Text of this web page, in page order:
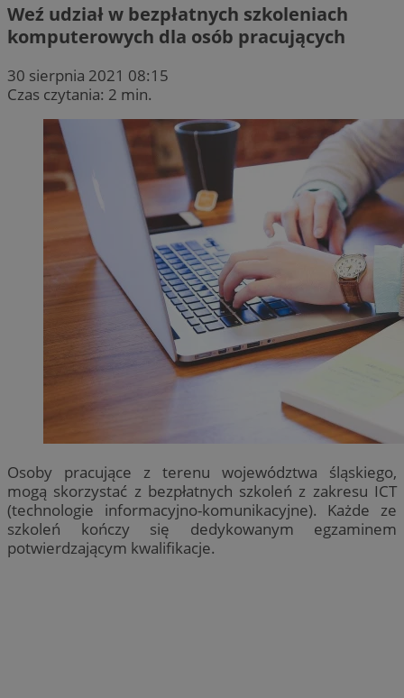
Weź udział w bezpłatnych szkoleniach
komputerowych dla osób pracujących
30 sierpnia 2021 08:15
Czas czytania: 2 min.
Osoby pracujące z terenu województwa śląskiego,
mogą skorzystać z bezpłatnych szkoleń z zakresu ICT
(technologie informacyjno-komunikacyjne). Każde ze
szkoleń kończy się dedykowanym egzaminem
potwierdzającym kwalifikacje.